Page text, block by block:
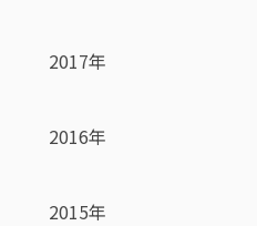
2017年
2016年
2015年